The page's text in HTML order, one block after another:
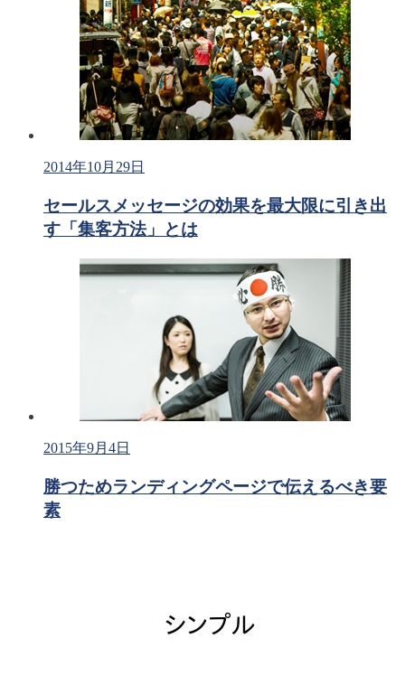
2014年10月29日
セールスメッセージの効果を最大限に引き出
す「集客方法」とは
2015年9月4日
勝つためランディングページで伝えるべき要
素